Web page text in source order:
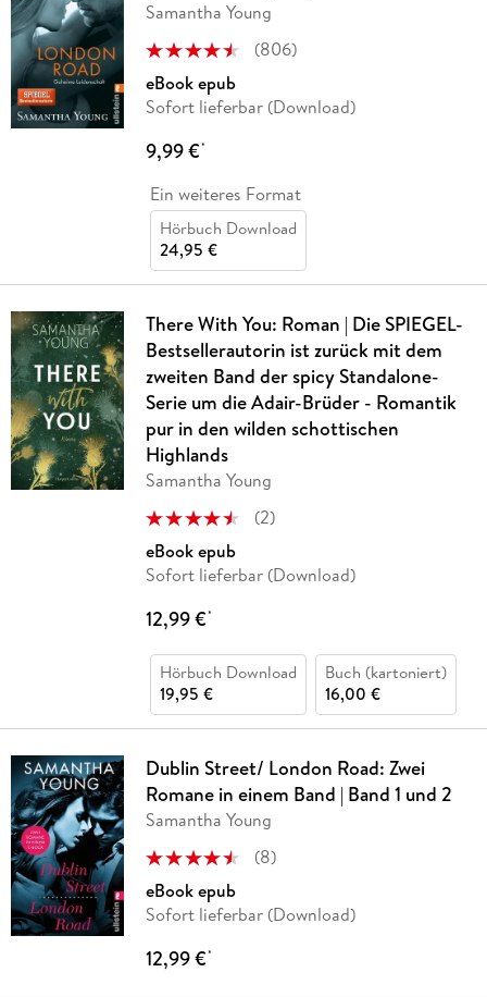
Samantha Young
(806)
eBook epub
Sofort lieferbar (Download)
9,99 €*
Ein weiteres Format
Hörbuch Download
24,95 €
There With You: Roman | Die SPIEGEL-
Bestsellerautorin ist zurück mit dem
zweiten Band der spicy Standalone-
Serie um die Adair-Brüder - Romantik
pur in den wilden schottischen
Highlands
Samantha Young
(2)
eBook epub
Sofort lieferbar (Download)
12,99 €*
Hörbuch Download
19,95 €
Buch (kartoniert)
16,00 €
Dublin Street/ London Road: Zwei
Romane in einem Band | Band 1 und 2
Samantha Young
(8)
eBook epub
Sofort lieferbar (Download)
12,99 €*